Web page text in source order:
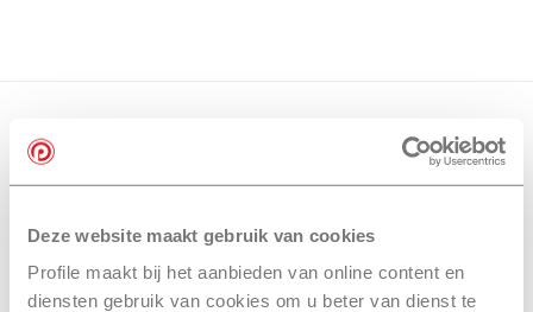
Deze website maakt gebruik van cookies
Profile maakt bij het aanbieden van online content en
diensten gebruik van cookies om u beter van dienst te